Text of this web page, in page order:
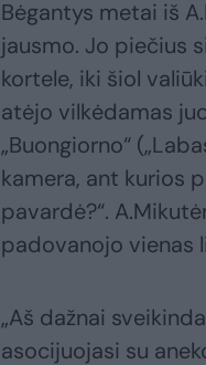
Bėgantys metai iš
jausmo. Jo piečius
kortele, iki šiol
atėjo vilkėdamas
„Buongiorno“
kamera, ant kurios
pavardė?“.
padovanojo vienas
„Aš dažnai
asocijuojasi su